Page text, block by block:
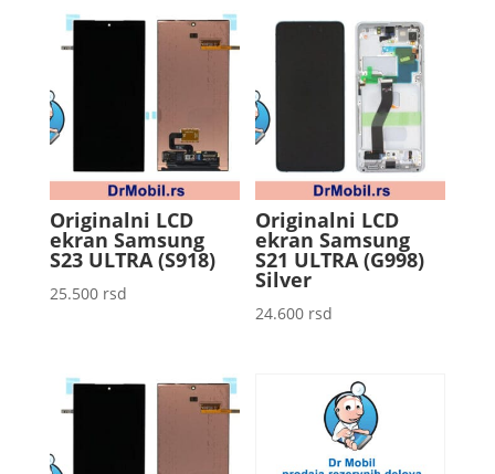
Originalni LCD
ekran Samsung
S23 ULTRA (S918)
25.500 rsd
Originalni LCD
ekran Samsung
S21 ULTRA (G998)
Silver
24.600 rsd